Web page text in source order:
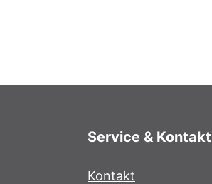
Service & Kontakt
Kontakt